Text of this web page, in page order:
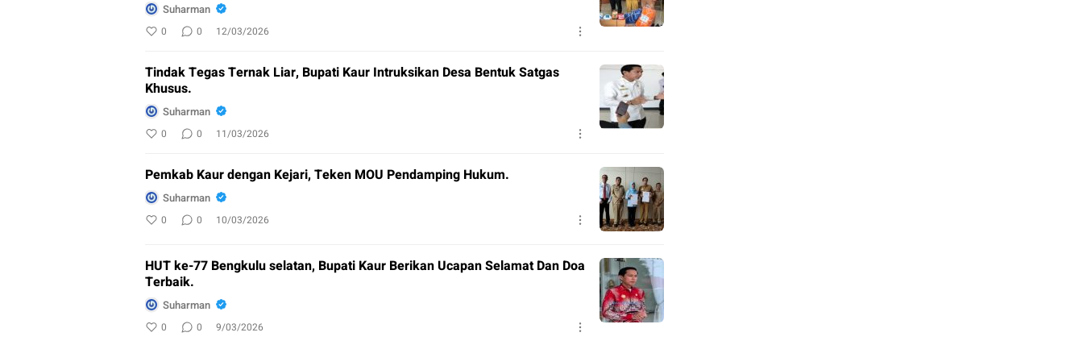
Suharman
0 0 12/03/2026
Tindak Tegas Ternak Liar, Bupati Kaur Intruksikan Desa Bentuk Satgas
Khusus.
Suharman
0 0 11/03/2026
Pemkab Kaur dengan Kejari, Teken MOU Pendamping Hukum.
Suharman
0 0 10/03/2026
HUT ke-77 Bengkulu selatan, Bupati Kaur Berikan Ucapan Selamat Dan Doa
Terbaik.
Suharman
0 0 9/03/2026